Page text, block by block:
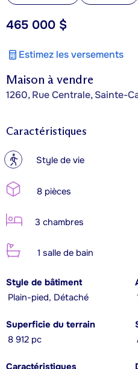
Maison à vendre
1260, Rue Centrale, Sainte-
465 000 $
Estimez les versements
Caractéristiques
? Style de vie
8 pièces
3 chambres
1 salle de bain
Style de bâtiment
Plain-pied, Détaché
Superficie du terrain
8 912 pc
Caractéristiques